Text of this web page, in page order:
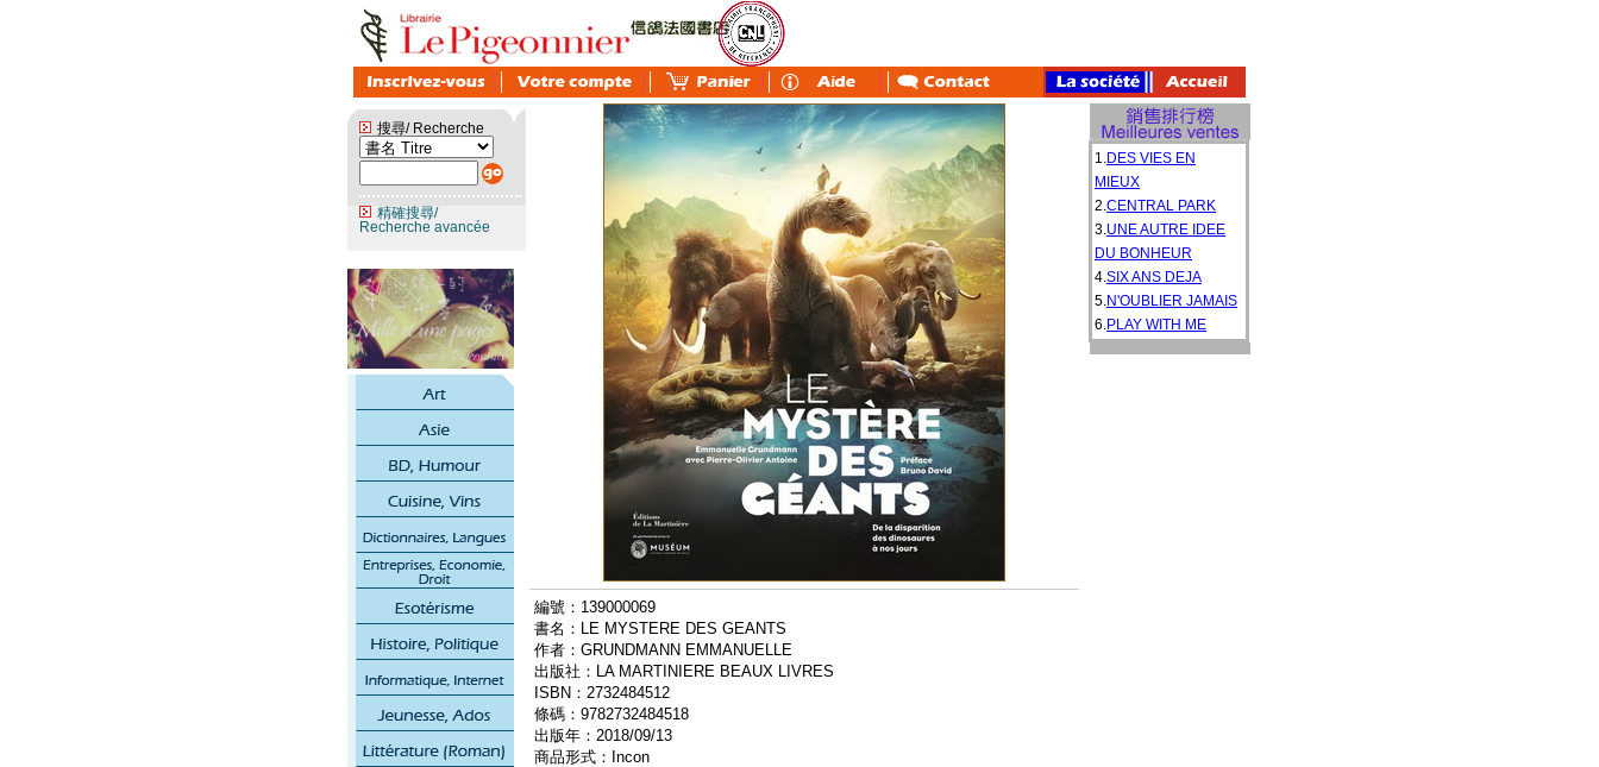
搜尋/ Recherche
精確搜尋/
Recherche avancée
編號：139000069
書名：LE MYSTERE DES GEANTS
作者：GRUNDMANN EMMANUELLE
出版社：LA MARTINIERE BEAUX LIVRES
ISBN：2732484512
條碼：9782732484518
出版年：2018/09/13
商品形式：Incon
1.DES VIES EN
MIEUX
2.CENTRAL PARK
3.UNE AUTRE IDEE
DU BONHEUR
4.SIX ANS DEJA
5.N'OUBLIER JAMAIS
6.PLAY WITH ME